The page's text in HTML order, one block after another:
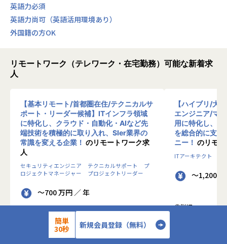
英語力必須
英語力尚可（英語活用環境あり）
外国籍の方OK
リモートワーク（テレワーク・在宅勤務）可能な新着求
人
【基本リモート/首都圏在住/テクニカルサ
ポート・リーダー候補】ITインフラ領域
に特化し、クラウド・自動化・AIなど先
端技術を積極的に取り入れ、SIer業界の
常識を変える企業！ のリモートワーク求
人
セキュリティエンジニア テクニカルサポート
プ
ロジェクトマネージャー
プロジェクトリーダー
～700 万円 ／ 年
【ハイブリ/大
エンジニア/マ
用に特化し、
を総合的に支援
ニー！ のリモ
ITアーキテクト
～1,200
◎詳細
簡単
30秒
新規会員登録（無料）